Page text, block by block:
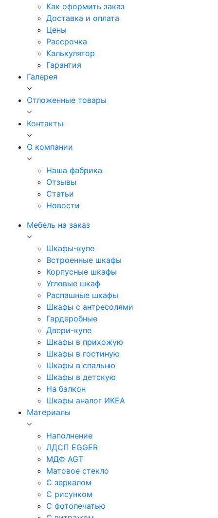
Как оформить заказ
Доставка и оплата
Цены
Рассрочка
Калькулятор
Гарантия
Галерея
Отложенные товары
Контакты
О компании
Наша фабрика
Отзывы
Статьи
Новости
Мебель на заказ
Шкафы-купе
Встроенные шкафы
Корпусные шкафы
Угловые шкаф
Распашные шкафы
Шкафы с антресолями
Гардеробные
Двери-купе
Шкафы в прихожую
Шкафы в гостиную
Шкафы в спальню
Шкафы в детскую
На балкон
Шкафы аналог ИКЕА
Материалы
Наполнение
ЛДСП EGGER
МДФ AGT
Матовое стекло
С зеркалом
С рисунком
С фотопечатью